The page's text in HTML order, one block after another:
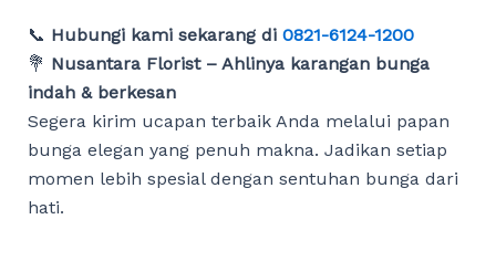
📞 Hubungi kami sekarang di 0821-6124-1200
💐 Nusantara Florist – Ahlinya karangan bunga
indah & berkesan
Segera kirim ucapan terbaik Anda melalui papan
bunga elegan yang penuh makna. Jadikan setiap
momen lebih spesial dengan sentuhan bunga dari
hati.